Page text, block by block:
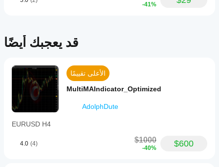
detection
captures
candle
moves,
offering
early
breakout
smart
system
reduces
-41%
قد يعجبك أيضًا
الأعلى تقييمًا
MultiMAIndicator_Optimized
AdolphDute
​EURUSD H4
4.0 (4) $1000
-40% $600